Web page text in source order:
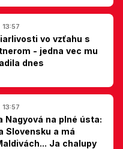
vo vzťahu s
- jedna vec mu
dnes
Nagyová na plné ústa:
Slovensku a má
Ja chalupy